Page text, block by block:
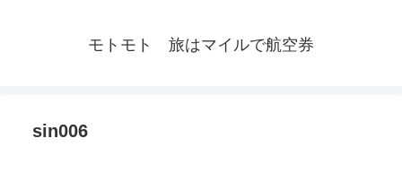
モトモト 旅はマイルで航空券
sin006